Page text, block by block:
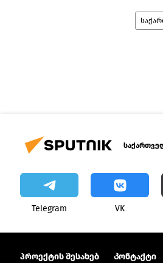
Telegram VK
პროექტის შესახებ Კონტაქტი